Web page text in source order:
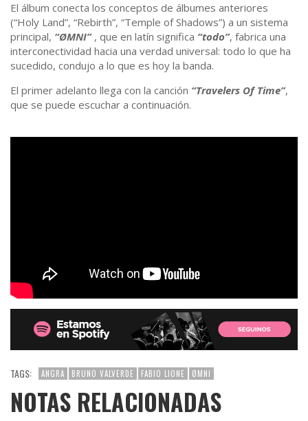
El álbum conecta los conceptos de álbumes anteriores
(“Holy Land”, “Rebirth”, “Temple of Shadows”) a un sistema
principal, “ØMNI”, que en latín significa “todo”, fabrica una
interconectividad hacia una verdad universal: todo lo que ha
sucedido, condujo a lo que es hoy la banda.
El primer adelanto llega con la canción “Travelers Of Time”,
que se puede escuchar a continuación.
TAGS: ANGRA BRUNO VALVERDE FABIO LIONE ØMNI
NOTAS RELACIONADAS